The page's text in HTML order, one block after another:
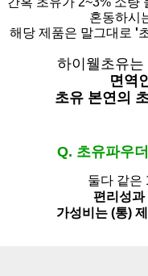
혼동하시
해당 제품은 말그대로 '
하이웰초유
면역
초유 본연의
Q. 초유파우
둘다 같은
편리성과
가성비는 (통)